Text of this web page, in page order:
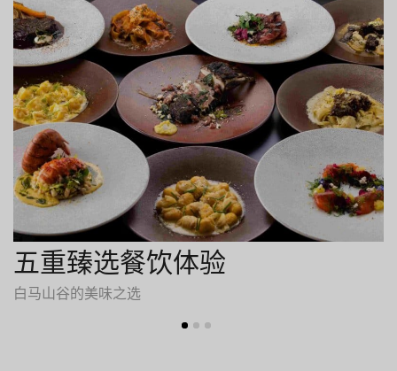
五重臻选餐饮体验
白马山谷的美味之选